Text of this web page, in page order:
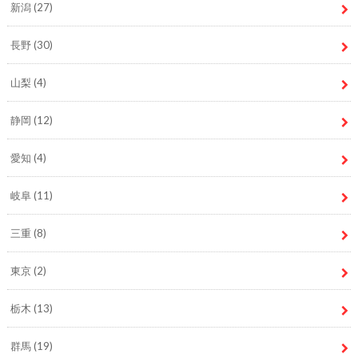
新潟(27)
長野(30)
山梨 (4)
静岡 (12)
愛知 (4)
岐阜(11)
三重 (8)
東京(2)
栃木 (13)
群馬(19)